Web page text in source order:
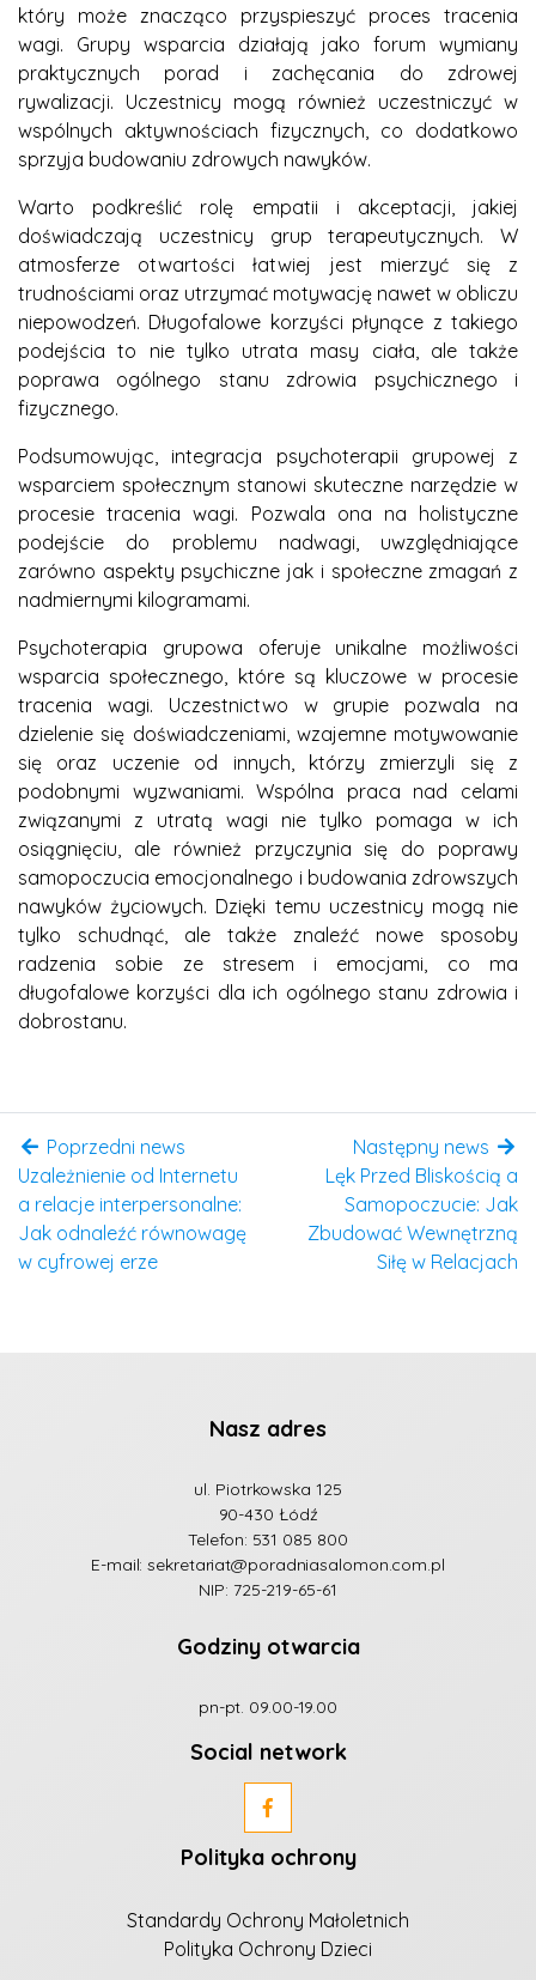
który może znacząco przyspieszyć proces tracenia
wagi. Grupy wsparcia działają jako forum wymiany
praktycznych porad i zachęcania do zdrowej
rywalizacji. Uczestnicy mogą również uczestniczyć w
wspólnych aktywnościach fizycznych, co dodatkowo
sprzyja budowaniu zdrowych nawyków.
Warto podkreślić rolę empatii i akceptacji, jakiej
doświadczają uczestnicy grup terapeutycznych. W
atmosferze otwartości łatwiej jest mierzyć się z
trudnościami oraz utrzymać motywację nawet w obliczu
niepowodzeń. Długofalowe korzyści płynące z takiego
podejścia to nie tylko utrata masy ciała, ale także
poprawa ogólnego stanu zdrowia psychicznego i
fizycznego.
Podsumowując, integracja psychoterapii grupowej z
wsparciem społecznym stanowi skuteczne narzędzie w
procesie tracenia wagi. Pozwala ona na holistyczne
podejście do problemu nadwagi, uwzględniające
zarówno aspekty psychiczne jak i społeczne zmagań z
nadmiernymi kilogramami.
Psychoterapia grupowa oferuje unikalne możliwości
wsparcia społecznego, które są kluczowe w procesie
tracenia wagi. Uczestnictwo w grupie pozwala na
dzielenie się doświadczeniami, wzajemne motywowanie
się oraz uczenie od innych, którzy zmierzyli się z
podobnymi wyzwaniami. Wspólna praca nad celami
związanymi z utratą wagi nie tylko pomaga w ich
osiągnięciu, ale również przyczynia się do poprawy
samopoczucia emocjonalnego i budowania zdrowszych
nawyków życiowych. Dzięki temu uczestnicy mogą nie
tylko schudnąć, ale także znaleźć nowe sposoby
radzenia sobie ze stresem i emocjami, co ma
długofalowe korzyści dla ich ogólnego stanu zdrowia i
dobrostanu.
Poprzedni news
Uzależnienie od Internetu
a relacje interpersonalne:
Jak odnaleźć równowagę
w cyfrowej erze
Następny news
Lęk Przed Bliskością a
Samopoczucie: Jak
Zbudować Wewnętrzną
Siłę w Relacjach
Nasz adres
ul. Piotrkowska 125
90-430 Łódź
Telefon: 531 085 800
E-mail:sekretariat@poradniasalomon.com.pl
NIP: 725-219-65-61
Godziny otwarcia
pn-pt. 09.00-19.00
Social network
Polityka ochrony
Standardy Ochrony Małoletnich
Polityka Ochrony Dzieci